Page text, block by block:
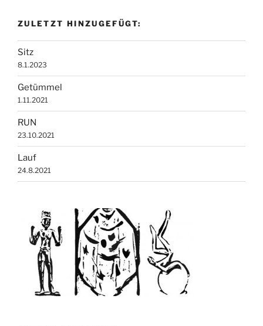
ZULETZT HINZUGEFÜGT:
Sitz
8.1.2023
Getümmel
1.11.2021
RUN
23.10.2021
Lauf
24.8.2021